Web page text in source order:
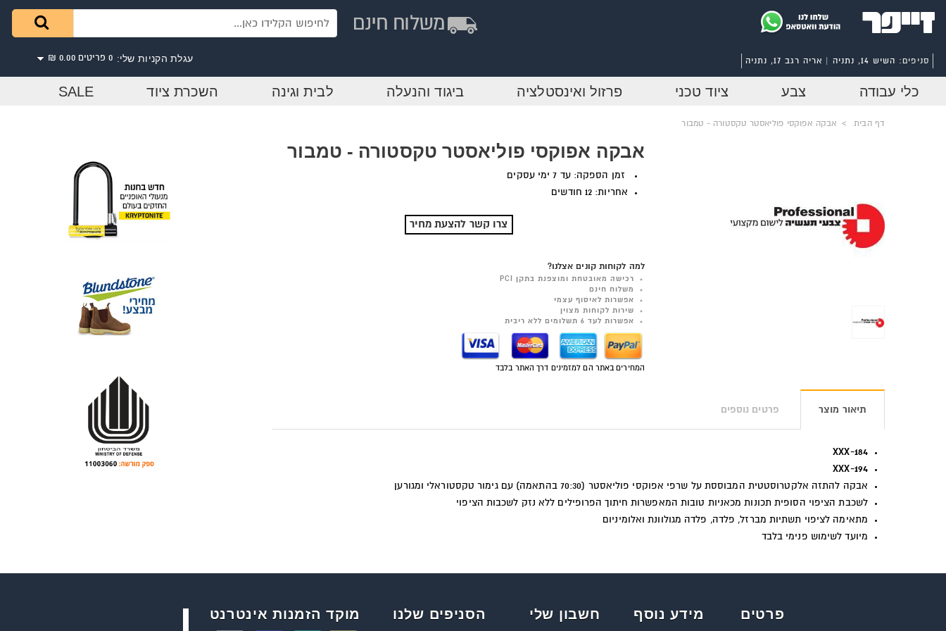
עגלת הקניות שלי: 0 פריטים 0.00 ₪ סניפים: השיש 14, נתניה | אריה רגב 17, נתניה
כלי עבודה צבע ציוד טכני פרזול ואינסטלציה ביגוד והנעלה לבית וגינה השכרת ציוד SALE
דף הבית > אבקה אפוקסי פוליאסטר טקסטורה - טמבור
אבקה אפוקסי פוליאסטר טקסטורה - טמבור
זמן הספקה: עד 7 ימי עסקים
אחריות: 12 חודשים
צרו קשר להצעת מחיר
למה לקוחות קונים אצלנו?
רכישה מאובטחת ומוצפנת בתקן PCI
משלוח חינם
אפשרות לאיסוף עצמי
שירות לקוחות מצוין
אפשרות לעד 6 תשלומים ללא ריבית
המחירים באתר הם למזמינים דרך האתר בלבד
תיאור מוצר פרטים נוספים
184-XXX
194-XXX
אבקה להתזה אלקטרוסטטית המבוססת על שרפי אפוקסי פוליאסטר (70:30 בהתאמה) עם גימור טקסטוראלי ומגורען
לשכבת הציפוי הסופית תכונות מכאניות טובות המאפשרות חיתוך הפרופילים ללא נזק לשכבות הציפוי
מתאימה לציפוי תשתיות מברזל, פלדה, פלדה מגולוונת ואלומיניום
מיועד לשימוש פנימי בלבד
פרטים מידע נוסף חשבון שלי הסניפים שלנו מוקד הזמנות אינטרנט